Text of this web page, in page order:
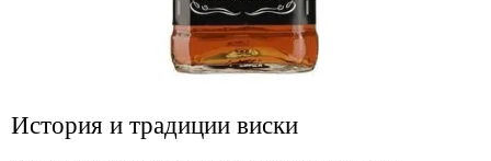
История и традиции виски